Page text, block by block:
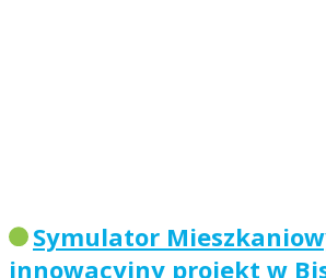
Symulator
innowacyjny projekt w